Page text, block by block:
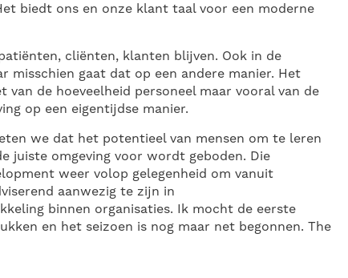
biedt ons en onze klant taal voor een moderne
cliënten, klanten blijven. Ook in de
gaat dat op een andere manier. Het
de hoeveelheid personeel maar vooral van de
op een eigentijdse manier.
we dat het potentieel van mensen om te leren
juiste omgeving voor wordt geboden. Die
weer volop gelegenheid om vanuit
aanwezig te zijn in
binnen organisaties. Ik mocht de eerste
en het seizoen is nog maar net begonnen. The